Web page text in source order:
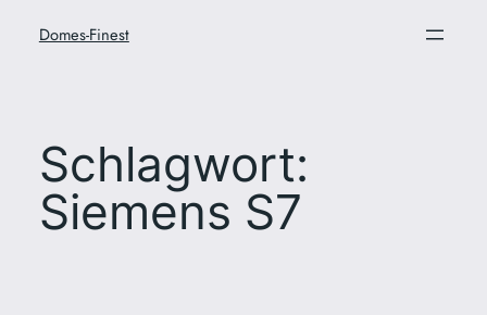
InhaltDomes-Finest
Schlagwort:
Siemens S7